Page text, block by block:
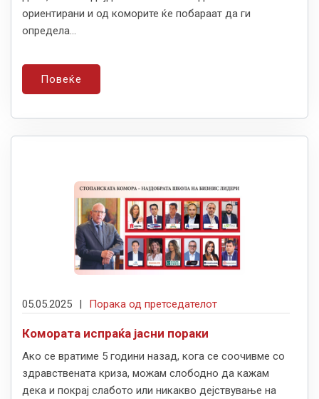
ориентирани и од коморите ќе побараат да ги
определа...
Повеќе
05.05.2025 Порака од претседателот
Комората испраќа јасни пораки
Ако се вратиме 5 години назад, кога се соочивме со
здравствената криза, можам слободно да кажам
дека и покрај слабото или никакво дејствување на